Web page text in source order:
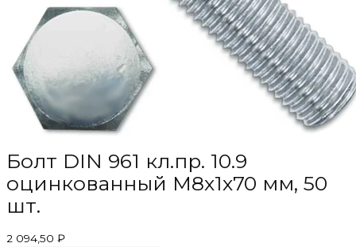
Болт DIN 961 кл.пр. 10.9
оцинкованный М8х1х70 мм, 50
шт.
2 094,50 ₽